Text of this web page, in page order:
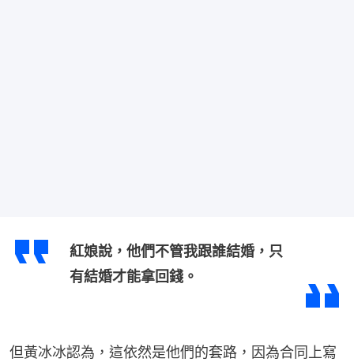
紅娘說，他們不管我跟誰結婚，只
有結婚才能拿回錢。
但黃冰冰認為，這依然是他們的套路，因為合同上寫